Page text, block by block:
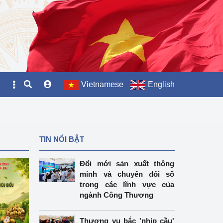
Vietnamese English
TIN NỔI BẬT
Đổi mới sản xuất thông
minh và chuyển đổi số
trong các lĩnh vực của
ngành Công Thương
Thương vụ bắc 'nhịp cầu'